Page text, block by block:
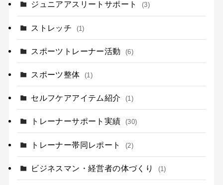
ジュニアアスリートサポート (3)
ストレッチ (1)
スポーツトレーナー活動 (6)
スポーツ整体 (1)
セルフケアアイテム紹介 (1)
トレーナーサポート実績 (30)
トレーナー帯同レポート (2)
ビジネスマン・経営者の体づくり (1)